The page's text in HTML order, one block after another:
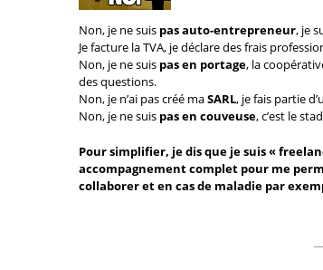
Non, je ne suis pas auto-entrepreneur, je
Je facture la TVA, je déclare des frais
Non, je ne suis pas en portage, la
des questions.
Non, je n’ai pas créé maSARL, je fais partie
Non, je ne suis pas en couveuse, c’est le
Pour simplifier, je dis que je suis «
accompagnement complet pour me
collaborer et en cas de maladie par